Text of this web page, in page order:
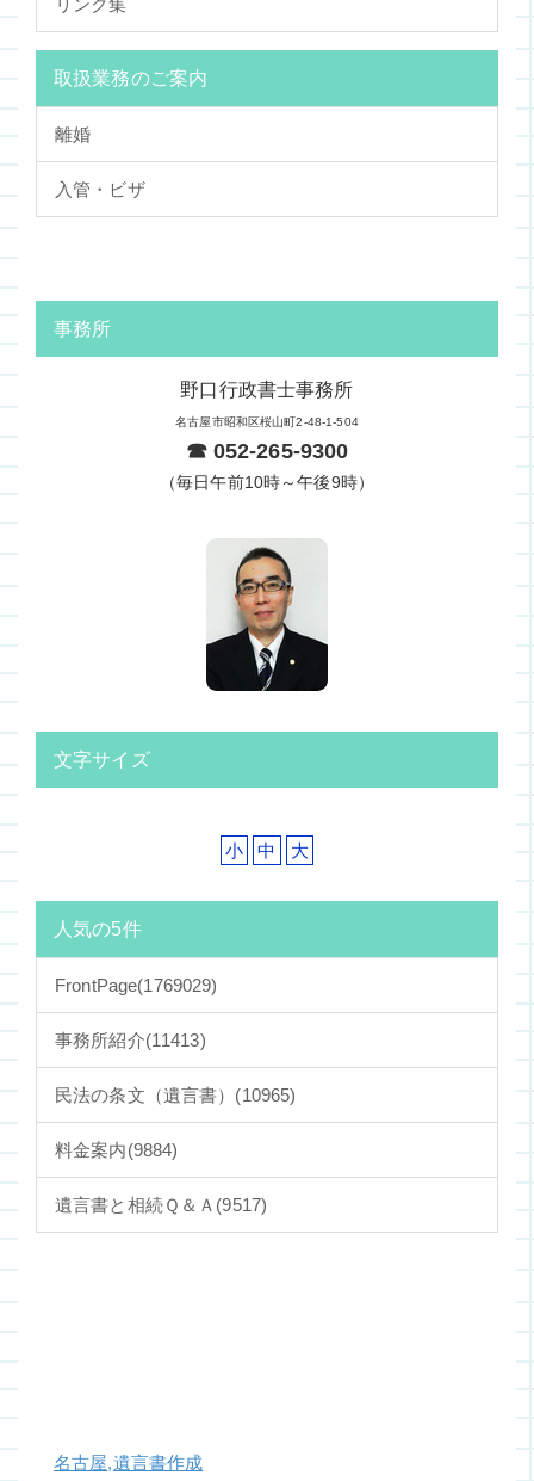
リンク集
取扱業務のご案内
離婚
入管・ビザ
事務所
野口行政書士事務所
名古屋市昭和区桜山町2-48-1-504
☎ 052-265-9300
（毎日午前10時～午後9時）
文字サイズ
小 中 大
人気の5件
FrontPage(1769029)
事務所紹介(11413)
民法の条文（遺言書） (10965)
料金案内(9884)
遺言書と相続Ｑ＆Ａ (9517)
名古屋,遺言書作成